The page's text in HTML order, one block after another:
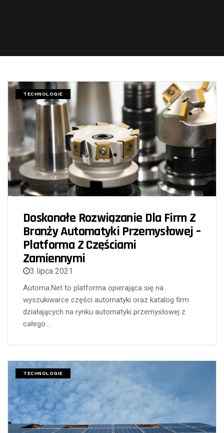
TECHNOLOGIE
Doskonałe Rozwiązanie Dla Firm Z
Branży Automatyki Przemysłowej –
Platforma Z Częściami
Zamiennymi
3 lipca 2021
Automa.Net to platforma opierająca się na
wyszukiwarce części automatyki oraz katalog firm
działających na rynku automatyki przemysłowej z
całego…
TECHNOLOGIE